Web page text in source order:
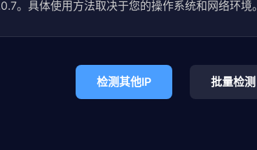
。具体使用方法取决于您的操作系统和网络环境。
检测其他IP 批量检测